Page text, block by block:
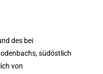
des bei
südöstlich
von